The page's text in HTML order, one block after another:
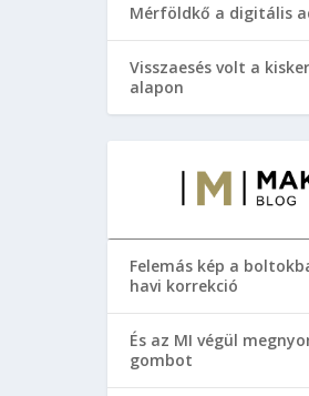
Mérföldkő a digitális
Visszaesés volt a
alapon
Felemás kép a
havi korrekció
És az MI végül
gombot